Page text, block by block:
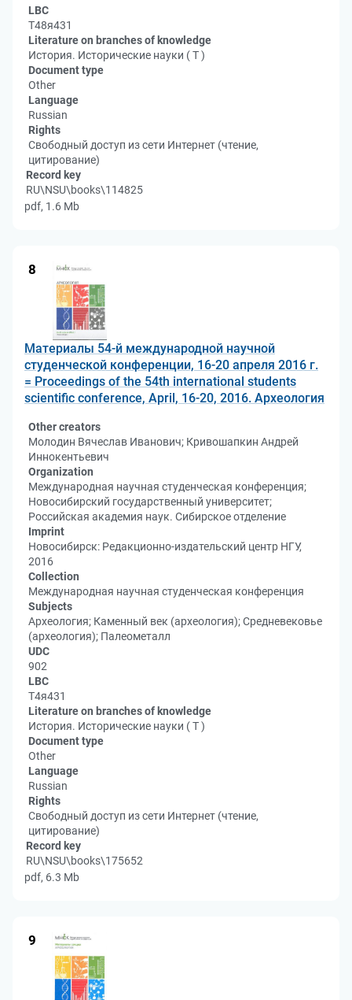
LBC
Т48я431
Literature on branches of knowledge
История. Исторические науки ( Т )
Document type
Other
Language
Russian
Rights
Свободный доступ из сети Интернет (чтение,
цитирование)
Record key
RU\NSU\books\114825
pdf, 1.6 Mb
8
Материалы 54-й международной научной
студенческой конференции, 16-20 апреля 2016 г.
= Proceedings of the 54th international students
scientific conference, April, 16-20, 2016. Археология
Other creators
Молодин Вячеслав Иванович; Кривошапкин Андрей
Иннокентьевич
Organization
Международная научная студенческая конференция;
Новосибирский государственный университет;
Российская академия наук. Сибирское отделение
Imprint
Новосибирск: Редакционно-издательский центр НГУ,
2016
Collection
Международная научная студенческая конференция
Subjects
Археология; Каменный век (археология); Средневековье
(археология); Палеометалл
UDC
902
LBC
Т4я431
Literature on branches of knowledge
История. Исторические науки ( Т )
Document type
Other
Language
Russian
Rights
Свободный доступ из сети Интернет (чтение,
цитирование)
Record key
RU\NSU\books\175652
pdf, 6.3 Mb
9